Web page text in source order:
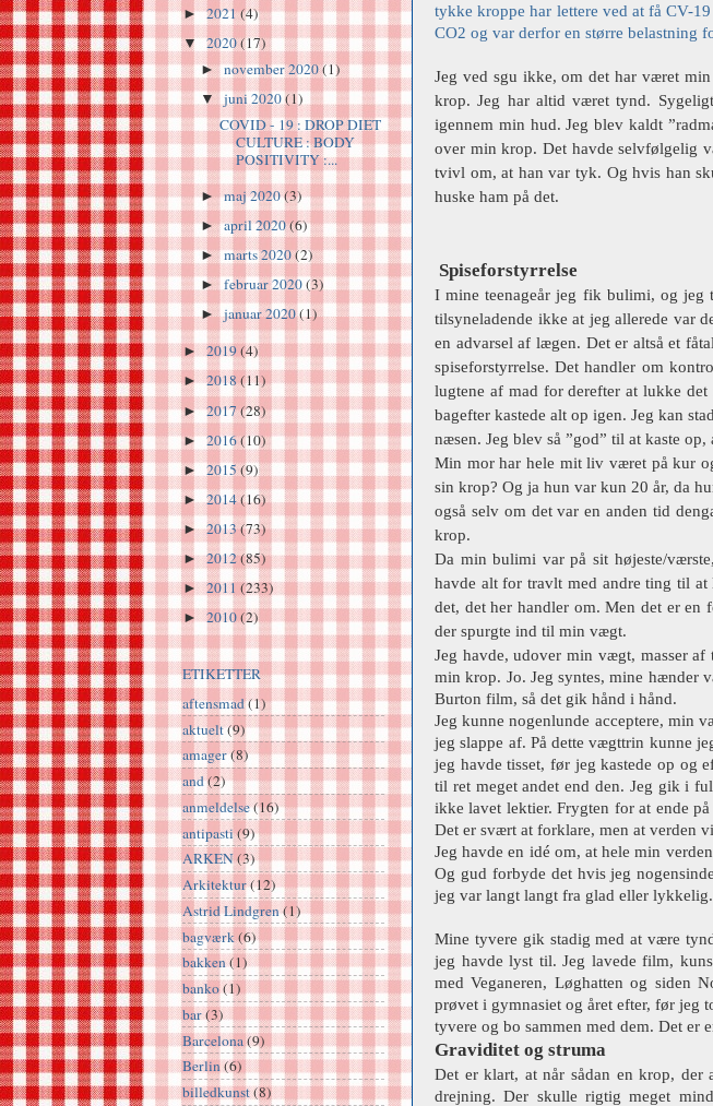
tykke kroppe har lettere ved at få CV-
CO2 og var derfor en større belastning
Jeg ved sgu ikke, om det har været
krop. Jeg har altid været tynd.
igennem min hud. Jeg blev kaldt
over min krop. Det havde selvfølgelig
tvivl om, at han var tyk. Og hvis han
huske ham på det.
Spiseforstyrrelse
I mine teenageår jeg fik bulimi, og jeg
tilsyneladende ikke at jeg allerede var
en advarsel af lægen. Det er altså et
spiseforstyrrelse. Det handler om
lugtene af mad for derefter at lukke
bagefter kastede alt op igen. Jeg kan
næsen. Jeg blev så ”god” til at kaste
Min mor har hele mit liv været på kur
sin krop? Og ja hun var kun 20 år, da
også selv om det var en anden tid
krop.
Da min bulimi var på sit højeste/
havde alt for travlt med andre ting til
det, dether handler om. Men det er en
der spurgte ind til min vægt.
Jeg havde, udover min vægt, masser
min krop. Jo. Jeg syntes, mine hænder
Burton film, så det gik hånd i hånd.
Jeg kunne nogenlunde acceptere, min
jeg slappe af. På dette vægttrin kunne
jeg havde tisset, før jeg kastede op og
til ret meget andet end den. Jeg gik i
ikke lavet lektier. Frygten for at ende
Det er svært at forklare, men at verden
Jeg havde en idé om, at hele min
Og gud forbyde det hvis jeg
jeg var langt langt fra glad eller
Mine tyvere gik stadig med at være
jeg havde lyst til. Jeg lavede film,
med Veganeren, Løghatten og siden
prøvet i gymnasiet og året efter, før jeg
tyvere og bo sammen med dem. Det er
Graviditet og struma
Det er klart, at når sådan en krop, der
drejning. Der skulle rigtig meget
►2021(4)
▼2020(17)
►november 2020(1)
▼juni 2020(1)
COVID - 19 : DROP DIET
CULTURE : BODY
POSITIVITY :...
►maj 2020(3)
►april 2020(6)
►marts 2020(2)
►februar 2020(3)
►januar 2020(1)
► 2019(4)
►2018(11)
►2017(28)
►2016(10)
► 2015(9)
►2014(16)
►2013(73)
►2012(85)
► 2011(233)
►2010(2)
ETIKETTER
aftensmad(1)
aktuelt(9)
amager(8)
and(2)
anmeldelse(16)
antipasti(9)
ARKEN(3)
Arkitektur(12)
Astrid Lindgren(1)
bagværk(6)
bakken(1)
banko(1)
bar(3)
Barcelona(9)
Berlin(6)
billedkunst(8)